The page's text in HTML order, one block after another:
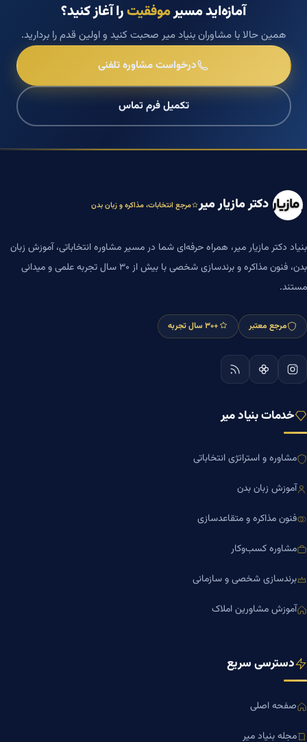
آمازه‌اید مسیرموفقیترا آغاز کنید؟
همین حالا با مشاوران بنیاد میر صحبت کنید و اولین قدم را بردارید.
درخواست مشاوره تلفنی
تکمیل فرم تماس
دکتر مازیار میر مرجع انتخابات، مذاکره و زبان بدن
بنیاد دکتر مازیار میر، همراه حرفه‌ای شما در مسیر مشاوره انتخاباتی، آموزش زبان
بدن، فنون مذاکره و برندسازی شخصی با بیش از ۳۰ سال تجربه علمی و میدانی
مستند.
مرجع معتبر +۳۰ سال تجربه
خدمات بنیاد میر
مشاوره و استراتژی انتخاباتی
آموزش زبان بدن
فنون مذاکره و متقاعدسازی
مشاوره کسب‌وکار
برندسازی شخصی و سازمانی
آموزش مشاورین املاک
دسترسی سریع
صفحه اصلی
مجله بنیاد میر